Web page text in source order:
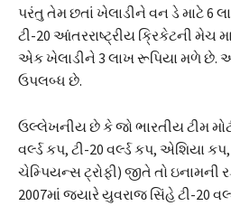
પરંતુ તેમ છતાં ખેલાડીને વન ડે માટે 6
ટી-20 આંતરરાષ્ટ્રીય ક્રિકેટની મેચ
એક ખેલાડીને 3 લાખ રૂપિયા મળે છે.
ઉપલબ્ધ છે.
ઉલ્લેખનીય છે કે જો ભારતીય ટીમ
વર્લ્ડ કપ, ટી-20 વર્લ્ડ કપ, એશિયા
ચેમ્પિયન્સ ટ્રોફી) જીતે તો ઇનામની
2007માં જ્યારે યુવરાજ સિંહે ટી-20